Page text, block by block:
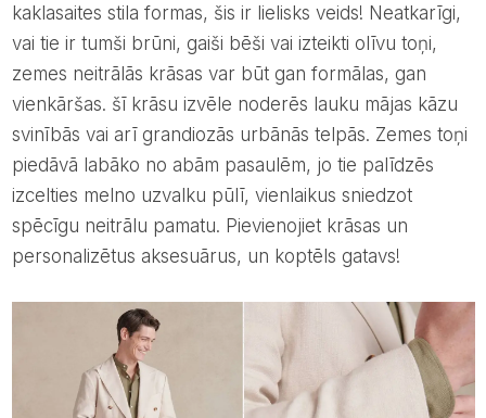
kaklasaites stila formas, šis ir lielisks veids! Neatkarīgi,
vai tie ir tumši brūni, gaiši bēši vai izteikti olīvu toņi,
zemes neitrālās krāsas var būt gan formālas, gan
vienkāršas. šī krāsu izvēle noderēs lauku mājas kāzu
svinībās vai arī grandiozās urbānās telpās. Zemes toņi
piedāvā labāko no abām pasaulēm, jo ​​tie palīdzēs
izcelties melno uzvalku pūlī, vienlaikus sniedzot
spēcīgu neitrālu pamatu. Pievienojiet krāsas un
personalizētus aksesuārus, un koptēls gatavs!